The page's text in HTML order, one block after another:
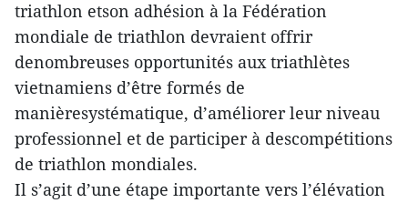
triathlon etson adhésion à la Fédération
mondiale de triathlon devraient offrir
denombreuses opportunités aux triathlètes
vietnamiens d’être formés de
manièresystématique, d’améliorer leur niveau
professionnel et de participer à descompétitions
de triathlon mondiales.
Il s’agit d’une étape importante vers l’élévation